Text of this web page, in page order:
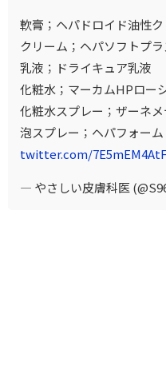
軟膏；ヘパドロイド油性
クリーム；ヘパソフトプラ
乳液；ドライキュア乳液
化粧水；マーカムHPロー
化粧水スプレー；ザーネ
泡スプレー；ヘパフォーム
twitter.com/7E5mEM4AtF
— やさしい皮膚科医